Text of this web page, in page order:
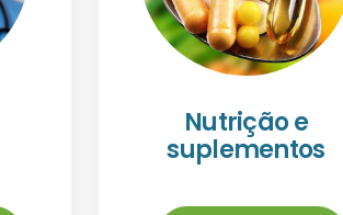
Nutrição e
suplementos